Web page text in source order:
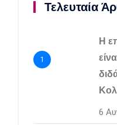
Τελευταία
1
Η
6